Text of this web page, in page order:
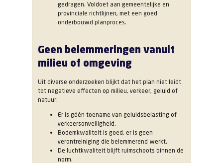
gedragen. Voldoet aan gemeentelijke en
provinciale richtlijnen, met een goed
onderbouwd planproces.
Geen belemmeringen vanuit
milieu of omgeving
Uit diverse onderzoeken blijkt dat het plan niet leidt
tot negatieve effecten op milieu, verkeer, geluid of
natuur:
Er is géén toename van geluidsbelasting of
verkeersonveiligheid.
Bodemkwaliteit is goed, er is geen
verontreiniging die belemmerend werkt.
De luchtkwaliteit blijft ruimschoots binnen de
norm.